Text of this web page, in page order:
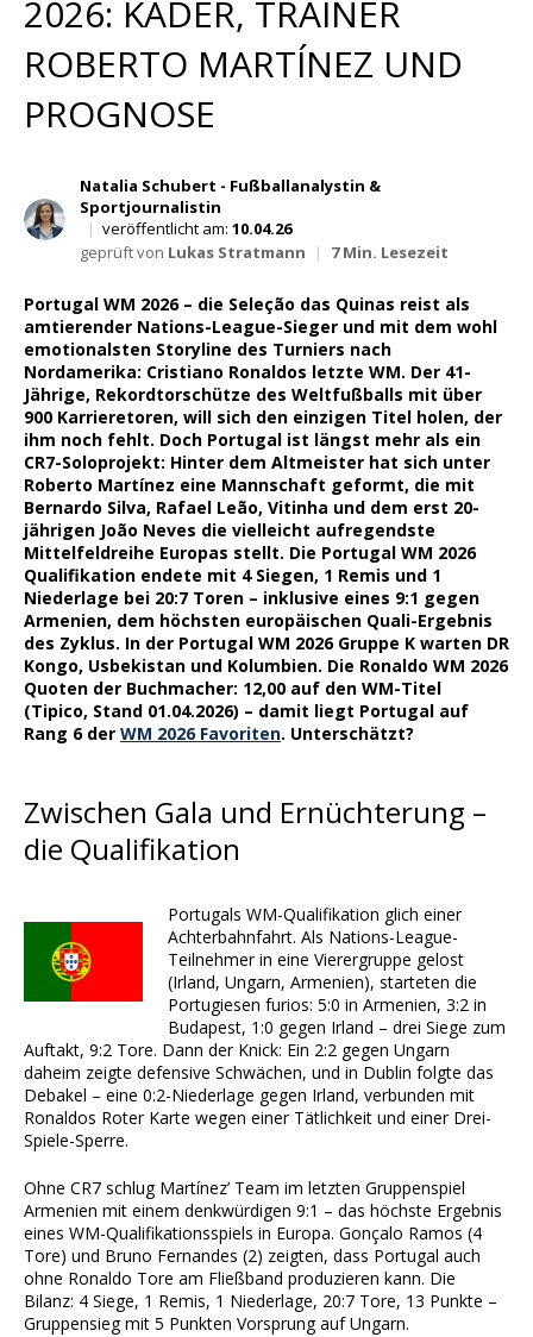
Wett Tipps für Heute
2026: KADER, TRAINER
ROBERTO MARTÍNEZ UND
PROGNOSE
Natalia Schubert - Fußballanalystin &
Sportjournalistin
| veröffentlicht am: 10.04.26
geprüft von Lukas Stratmann | 7 Min. Lesezeit
Portugal WM 2026 – die Seleção das Quinas reist als
amtierender Nations-League-Sieger und mit dem wohl
emotionalsten Storyline des Turniers nach
Nordamerika: Cristiano Ronaldos letzte WM. Der 41-
Jährige, Rekordtorschütze des Weltfußballs mit über
900 Karrieretoren, will sich den einzigen Titel holen, der
ihm noch fehlt. Doch Portugal ist längst mehr als ein
CR7-Soloprojekt: Hinter dem Altmeister hat sich unter
Roberto Martínez eine Mannschaft geformt, die mit
Bernardo Silva, Rafael Leão, Vitinha und dem erst 20-
jährigen João Neves die vielleicht aufregendste
Mittelfeldreihe Europas stellt. Die Portugal WM 2026
Qualifikation endete mit 4 Siegen, 1 Remis und 1
Niederlage bei 20:7 Toren – inklusive eines 9:1 gegen
Armenien, dem höchsten europäischen Quali-Ergebnis
des Zyklus. In der Portugal WM 2026 Gruppe K warten DR
Kongo, Usbekistan und Kolumbien. Die Ronaldo WM 2026
Quoten der Buchmacher: 12,00 auf den WM-Titel
(Tipico, Stand 01.04.2026) – damit liegt Portugal auf
Rang 6 der WM 2026 Favoriten. Unterschätzt?
Zwischen Gala und Ernüchterung –
die Qualifikation
Portugals WM-Qualifikation glich einer
Achterbahnfahrt. Als Nations-League-
Teilnehmer in eine Vierergruppe gelost
(Irland, Ungarn, Armenien), starteten die
Portugiesen furios: 5:0 in Armenien, 3:2 in
Budapest, 1:0 gegen Irland – drei Siege zum
Auftakt, 9:2 Tore. Dann der Knick: Ein 2:2 gegen Ungarn
daheim zeigte defensive Schwächen, und in Dublin folgte das
Debakel – eine 0:2-Niederlage gegen Irland, verbunden mit
Ronaldos Roter Karte wegen einer Tätlichkeit und einer Drei-
Spiele-Sperre.
Ohne CR7 schlug Martínez’ Team im letzten Gruppenspiel
Armenien mit einem denkwürdigen 9:1 – das höchste Ergebnis
eines WM-Qualifikationsspiels in Europa. Gonçalo Ramos (4
Tore) und Bruno Fernandes (2) zeigten, dass Portugal auch
ohne Ronaldo Tore am Fließband produzieren kann. Die
Bilanz: 4 Siege, 1 Remis, 1 Niederlage, 20:7 Tore, 13 Punkte –
Gruppensieg mit 5 Punkten Vorsprung auf Ungarn.